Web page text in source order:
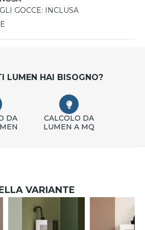
GOCCE: INCLUSA
LUMEN HAI BISOGNO?
DA
CALCOLO DA
LUMEN A MQ
VARIANTE